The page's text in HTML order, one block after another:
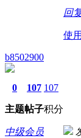
回
使
b8502900
0
主题
107
帖子
107
积分
中级会员